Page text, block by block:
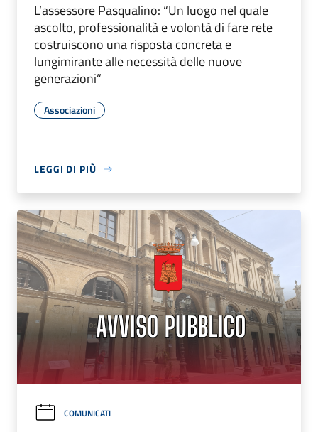
L’assessore Pasqualino: “Un luogo nel quale
ascolto, professionalità e volontà di fare rete
costruiscono una risposta concreta e
lungimirante alle necessità delle nuove
generazioni”
Associazioni
LEGGI DI PIÙ
COMUNICATI